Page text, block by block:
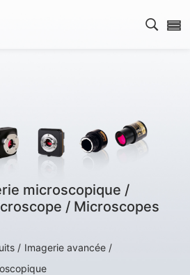
Ouvrir
microscopique /
/ Microscopes
/ Imagerie avancée /